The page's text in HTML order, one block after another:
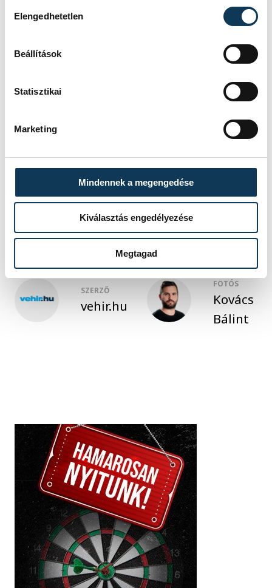
Elengedhetetlen
Beállítások
Statisztikai
Marketing
Mindennek a megengedése
Kiválasztás engedélyezése
Megtagad
továbbörökítése mindannyiunk
közélet
Magyar Művészeti Akadémia
Szollár Péter
SZERZŐ
vehir.hu
FOTÓS
Kovács
Bálint